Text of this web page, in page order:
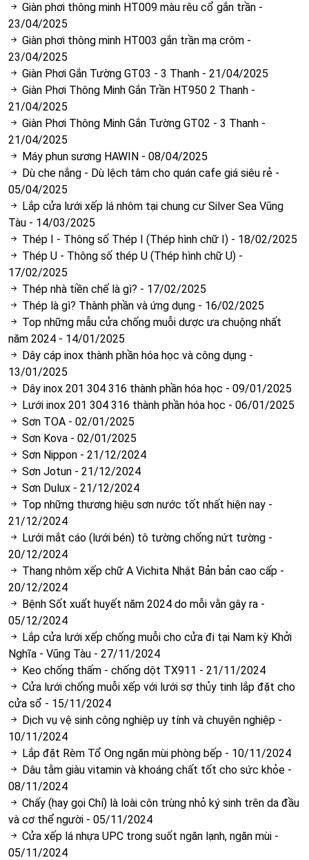
Giàn phơi thông minh HT009 màu rêu cổ gắn trần -
23/04/2025
Giàn phơi thông minh HT003 gắn trần mạ crôm -
23/04/2025
Giàn Phơi Gắn Tường GT03 - 3 Thanh - 21/04/2025
Giàn Phơi Thông Minh Gắn Trần HT950 2 Thanh -
21/04/2025
Giàn Phơi Thông Minh Gắn Tường GT02 - 3 Thanh -
21/04/2025
Máy phun sương HAWIN - 08/04/2025
Dù che nắng - Dù lệch tâm cho quán cafe giá siêu rẻ -
05/04/2025
Lắp cửa lưới xếp lá nhôm tại chung cư Silver Sea Vũng
Tàu - 14/03/2025
Thép I - Thông số Thép I (Thép hình chữ I) - 18/02/2025
Thép U - Thông số thép U (Thép hình chữ U) -
17/02/2025
Thép nhà tiền chế là gì? - 17/02/2025
Thép là gì? Thành phần và ứng dụng - 16/02/2025
Top những mẫu cửa chống muỗi dược ưa chuộng nhất
năm 2024 - 14/01/2025
Dây cáp inox thành phần hóa học và công dụng -
13/01/2025
Dây inox 201 304 316 thành phần hóa học - 09/01/2025
Lưới inox 201 304 316 thành phần hóa học - 06/01/2025
Sơn TOA - 02/01/2025
Sơn Kova - 02/01/2025
Sơn Nippon - 21/12/2024
Sơn Jotun - 21/12/2024
Sơn Dulux - 21/12/2024
Top những thương hiệu sơn nước tốt nhất hiện nay -
21/12/2024
Lưới mắt cáo (lưới bén) tô tường chống nứt tường -
20/12/2024
Thang nhôm xếp chữ A Vichita Nhật Bản bản cao cấp -
20/12/2024
Bệnh Sốt xuất huyết năm 2024 do mỗi vằn gây ra -
05/12/2024
Lắp cửa lưới xếp chống muỗi cho cửa đi tại Nam kỳ Khởi
Nghĩa - Vũng Tàu - 27/11/2024
Keo chống thấm - chống dột TX911 - 21/11/2024
Cửa lưới chống muỗi xếp với lưới sợ thủy tinh lắp đặt cho
cửa sổ - 15/11/2024
Dịch vụ vệ sinh công nghiệp uy tính và chuyên nghiệp -
10/11/2024
Lắp đặt Rèm Tổ Ong ngăn mùi phòng bếp - 10/11/2024
Dâu tằm giàu vitamin và khoáng chất tốt cho sức khỏe -
08/11/2024
Chấy (hay gọi Chí) là loài côn trùng nhỏ ký sinh trên da đầu
và cơ thể người - 05/11/2024
Cửa xếp lá nhựa UPC trong suốt ngăn lạnh, ngăn mùi -
05/11/2024